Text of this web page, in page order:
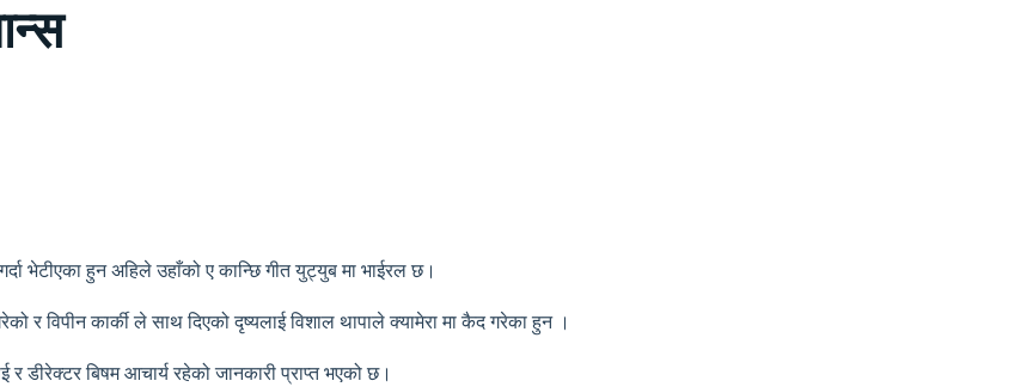
भेटीएका हुन अहिले उहाँको ए कान्छि गीत युट्युब मा भाईरल छ।
र विपीन कार्की ले साथ दिएको दृष्यलाई विशाल थापाले क्यामेरा मा कैद गरेका हुन ।
डीरेक्टर बिषम आचार्य रहेको जानकारी प्राप्त भएको छ।